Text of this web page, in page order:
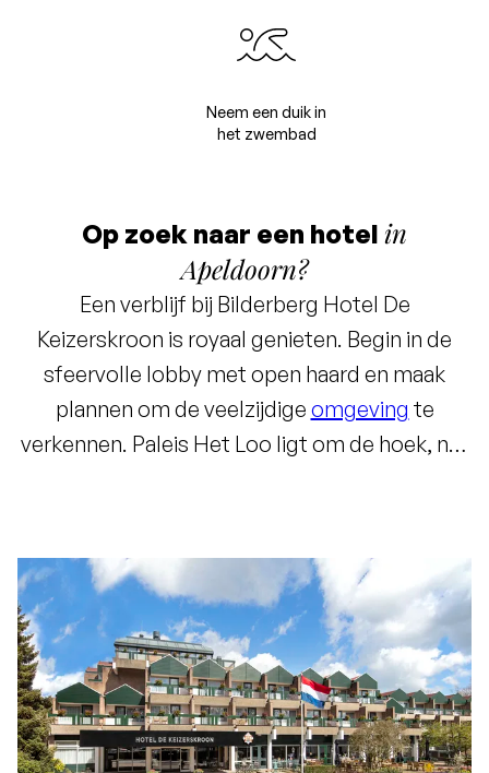
Neem een duik in
het zwembad
Op zoek naar een hotel in
Apeldoorn?
Een verblijf bij Bilderberg Hotel De
Keizerskroon is royaal genieten. Begin in de
sfeervolle lobby met open haard en maak
plannen om de veelzijdige omgeving te
verkennen. Paleis Het Loo ligt om de hoek, net
door de Veluwse bossen of bezoek steden als
Apeldoorn en Deventer. Terug in het hotel
geniet je van culinaire verrassingen in
Kingstreet Restauranten ontspan je daarna in
een modernehotelkamerwaar aan elk detail is
gedacht. Ook voorzakelijkebijeenkomsten is